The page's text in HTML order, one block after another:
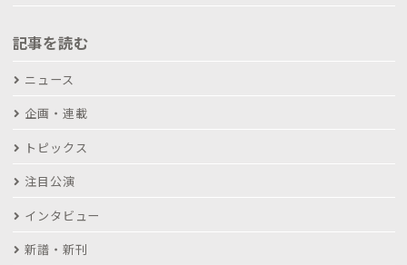
記事を読む
ニュース
企画・連載
トピックス
注目公演
インタビュー
新譜・新刊